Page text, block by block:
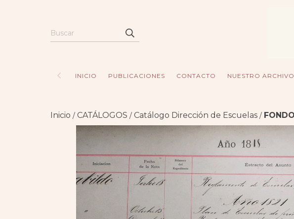
INICIO PUBLICACIONES CONTACTO NUESTRO ARCHIVO
Inicio / CATÁLOGOS / Catálogo Dirección de Escuelas /